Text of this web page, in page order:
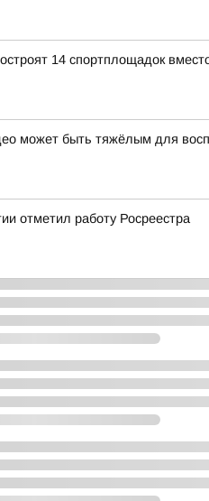
14 спортплощадок
может быть тяжёлым для
отметил работу Росреестра